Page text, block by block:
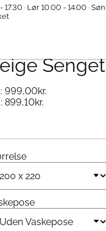
· Lør 10.00 - 14.00 ·
999,00kr.
899,10kr.